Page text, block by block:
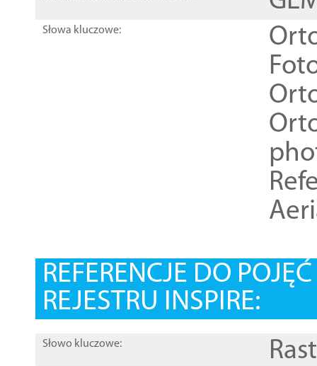
Słowa kluczowe:
REFERENCJE DO
REJESTRU INSPIRE:
Słowo kluczowe: